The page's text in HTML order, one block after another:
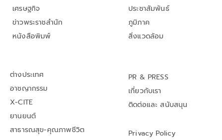
เศรษฐกิจ
ข่าวพระราชสำนัก
หนังสือพิมพ์
ประชาสัมพันธ์
ภูมิภาค
สิ่งแวดล้อม
ต่างประเทศ
อาชญากรรม
X-CITE
ยานยนต์
สาธารณสุข-คุณภาพชีวิต
PR & PRESS
เกี่ยวกับเรา
ติดต่อและ สนับสนุน
Privacy Policy